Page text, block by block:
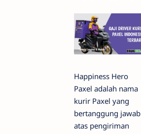
Happiness Hero
Paxel adalah nama
kurir Paxel yang
bertanggung jawab
atas pengiriman